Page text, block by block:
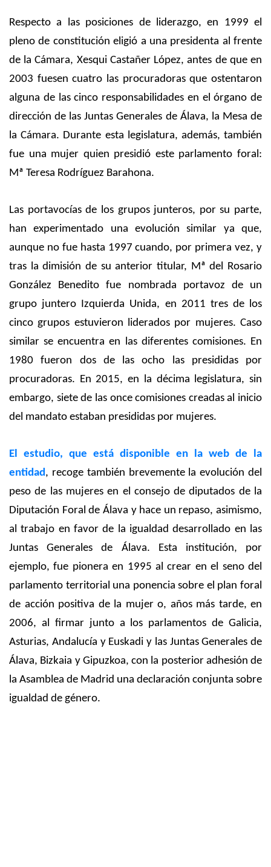
Respecto a las posiciones de liderazgo, en 1999 el
pleno de constitución eligió a una presidenta al frente
de la Cámara, Xesqui Castañer López, antes de que en
2003 fuesen cuatro las procuradoras que ostentaron
alguna de las cinco responsabilidades en el órgano de
dirección de las Juntas Generales de Álava, la Mesa de
la Cámara. Durante esta legislatura, además, también
fue una mujer quien presidió este parlamento foral:
Mª Teresa Rodríguez Barahona.
Las portavocías de los grupos junteros, por su parte,
han experimentado una evolución similar ya que,
aunque no fue hasta 1997 cuando, por primera vez, y
tras la dimisión de su anterior titular, Mª del Rosario
González Benedito fue nombrada portavoz de un
grupo juntero Izquierda Unida, en 2011 tres de los
cinco grupos estuvieron liderados por mujeres. Caso
similar se encuentra en las diferentes comisiones. En
1980 fueron dos de las ocho las presididas por
procuradoras. En 2015, en la décima legislatura, sin
embargo, siete de las once comisiones creadas al inicio
del mandato estaban presididas por mujeres.
El estudio, que está disponible en la web de la
entidad, recoge también brevemente la evolución del
peso de las mujeres en el consejo de diputados de la
Diputación Foral de Álava y hace un repaso, asimismo,
al trabajo en favor de la igualdad desarrollado en las
Juntas Generales de Álava. Esta institución, por
ejemplo, fue pionera en 1995 al crear en el seno del
parlamento territorial una ponencia sobre el plan foral
de acción positiva de la mujer o, años más tarde, en
2006, al firmar junto a los parlamentos de Galicia,
Asturias, Andalucía y Euskadi y las Juntas Generales de
Álava, Bizkaia y Gipuzkoa, con la posterior adhesión de
la Asamblea de Madrid una declaración conjunta sobre
igualdad de género.